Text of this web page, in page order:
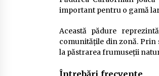
important pentru o gamă
Această pădure
comunitățile din zonă.
la păstrarea frumuseții
Întrebări frecvente